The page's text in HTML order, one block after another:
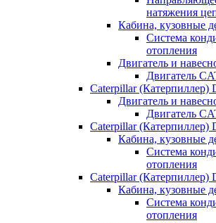
натяжения
Кабина, кузовные
Система
отопления
Двигатель и
Двигатель
Caterpillar (Катерпиллер)
Двигатель и
Двигатель
Caterpillar (Катерпиллер)
Кабина, кузовные
Система
отопления
Caterpillar (Катерпиллер)
Кабина, кузовные
Система
отопления